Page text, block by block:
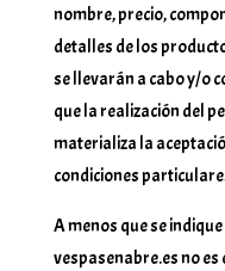
nombre, precio,
detalles de los
se llevarán a cabo y/o
que la realización del
materializa la
condiciones
A menos que se
vespasenabre.es no